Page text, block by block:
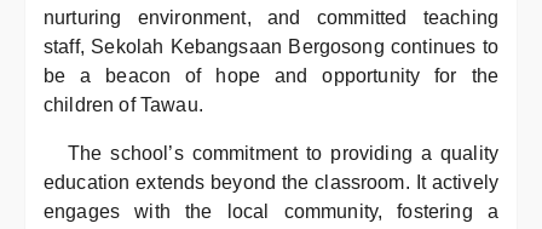
nurturing environment, and committed teaching
staff, Sekolah Kebangsaan Bergosong continues to
be a beacon of hope and opportunity for the
children of Tawau.
The school’s commitment to providing a quality
education extends beyond the classroom. It actively
engages with the local community, fostering a